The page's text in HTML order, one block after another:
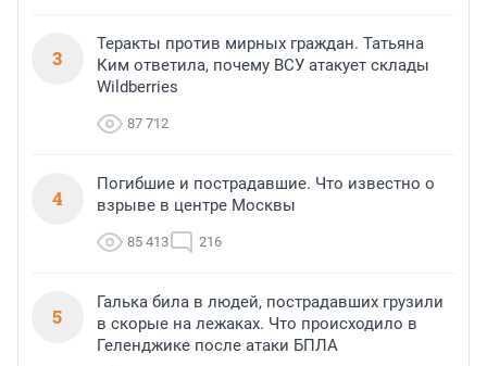
3
Теракты против мирных граждан. Татьяна
Ким ответила, почему ВСУ атакует склады
Wildberries
87 712
4
Погибшие и пострадавшие. Что известно о
взрыве в центре Москвы
85 413 216
5
Галька била в людей, пострадавших грузили
в скорые на лежаках. Что происходило в
Геленджике после атаки БПЛА